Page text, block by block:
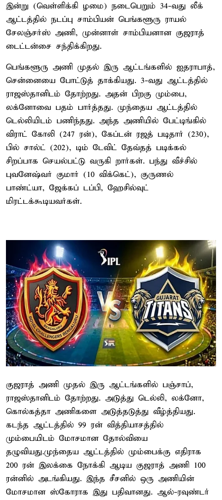
இன்று (வெள்ளிக்கி ழமை) நடைபெறும் 34-வது லீக்
ஆட்டத்தில் நடப்பு சாம்பியன் பெங்களூரு ராயல்
சேலஞ்சர்ஸ் அணி, முன்னாள் சாம்பியனான குஜராத்
டைட்டன்சை சந்திக்கிறது.
பெங்களூரு அணி முதல் இரு ஆட்டங்களில் ஐதராபாத்,
சென்னையை போட்டுத் தாக்கியது. 3-வது ஆட்டத்தில்
ராஜஸ்தானிடம் தோற்றது. அதன் பிறகு மும்பை,
லக்னோவை பதம் பார்த்தது. முந்தைய ஆட்டத்தில்
டெல்லியிடம் பணிந்தது. அந்த அணியில் பேட்டிங்கில்
விராட் கோலி (247 ரன்), கேப்டன் ரஜத் படிதார் (230),
பில் சால்ட் (202), டிம் டேவிட் தேவ்தத் படிக்கல்
சிறப்பாக செயல்பட்டு வருகி றார்கள். பந்து வீச்சில்
புவனேஷ்வர் குமார் (10 விக்கெட்), குருணல்
பாண்ட்யா, ஜேக்கப் டப்பி, ஹேசில்வுட்
மிரட்டக்கூடியவர்கள்.
குஜராத் அணி முதல் இரு ஆட்டங்களில் பஞ்சாப்,
ராஜஸ்தானிடம் தோற்றது. அடுத்து டெல்லி, லக்னோ,
கொல்கத்தா அணிகளை அடுத்தடுத்து வீழ்த்தியது.
கடந்த ஆட்டத்தில் 99 ரன் வித்தியாசத்தில்
மும்பையிடம் மோசமான தோல்வியை
தழுவியது.முந்தைய ஆட்டத்தில் மும்பைக்கு எதிராக
200 ரன் இலக்கை நோக்கி ஆடிய குஜராத் அணி 100
ரன்னில் அடங்கியது. இந்த சீசனில் ஒரு அணியின்
மோசமான ஸ்கோராக இது பதிவானது. ஆல்-ரவுண்டர்